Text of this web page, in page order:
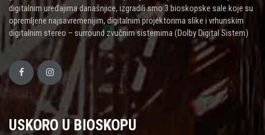
digitalnim uređajima današnjice, izgradili smo 3 bioskopske sale koje su
opremljene najsavremenijim, digitalnim projektorima slike i vrhunskim
digitalnim stereo – surround zvučnim sistemima (Dolby Digital Sistem)
USKORO U BIOSKOPU